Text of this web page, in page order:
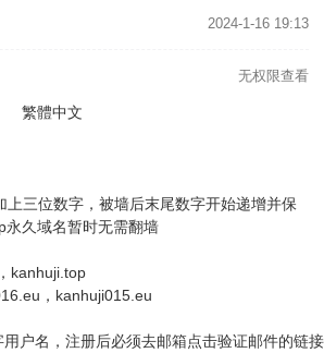
2024-1-16 19:13
无权限查看
繁體中文
上三位数字，被墙后末尾数字开始递增并保
久域名暂时无需翻墙
kanhuji.top
，kanhuji015.eu
户名，注册后必须去邮箱点击验证邮件的链接